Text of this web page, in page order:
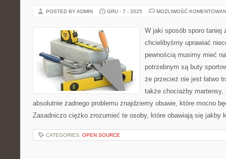
POSTED BY ADMIN GRU - 7 - 2025 MOŻLIWOŚĆ
W jaki sposób sporo taniej
chcielibyśmy uprawiać
pewnością musimy mieć
potrzebnym są buty
że przecież nie jest łatwo
także chociażby martensy,
absolutnie żadnego problemu znajdziemy obuwie, które mocno
Zasadniczo ciężko zrozumieć te osoby, które obawiają się jakby
CATEGORIES: OPEN SOURCE